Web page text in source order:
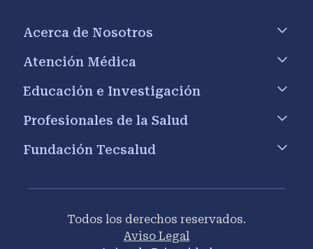
Acerca de Nosotros
Atención Médica
Educación e Investigación
Profesionales de la Salud
Fundación Tecsalud
Todos los derechos reservados.
Aviso Legal